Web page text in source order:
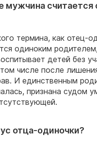
мужчина считается
термина, как отец-
одиноким
детей без
числе после
И единственным
признана судом
отца-одиночки?